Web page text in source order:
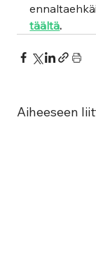
täältä.
Aiheeseen